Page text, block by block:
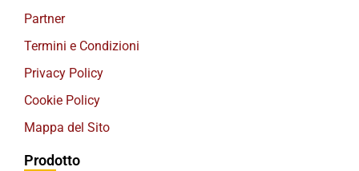
Partner
Termini e Condizioni
Privacy Policy
Cookie Policy
Mappa del Sito
Prodotto